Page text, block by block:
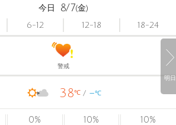
明日
今日 8/7(金)
6-12 12-18 18-24
警戒
38℃ -℃
0% 10% 10%